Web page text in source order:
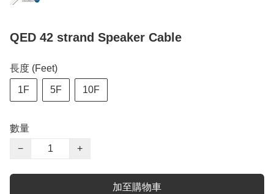
QED 42 strand Speaker Cable
長度 (Feet)
1F 5F 10F
數量
−
+
加至購物車